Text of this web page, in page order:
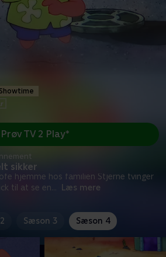
sikker
hjemme hos familien Stjerne tvinger
til at se en
Læs mere
Prøv TV 2 Play*
Sæson 3 Sæson 4